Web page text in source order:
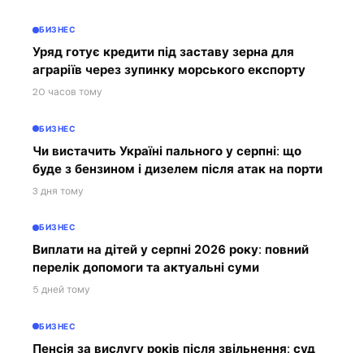
БИЗНЕС
Уряд готує кредити під заставу зерна для
аграріїв через зупинку морського експорту
20 часов тому
БИЗНЕС
Чи вистачить Україні пального у серпні: що
буде з бензином і дизелем після атак на порти
3 дня тому
БИЗНЕС
Виплати на дітей у серпні 2026 року: повний
перелік допомоги та актуальні суми
5 дней тому
БИЗНЕС
Пенсія за вислугу років після звільнення: суд